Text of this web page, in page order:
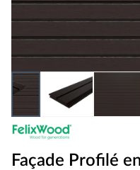
Façade Profilé